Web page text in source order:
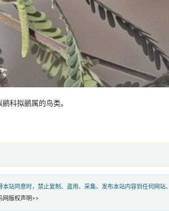
科拟鹂属的鸟类。
站同意时，禁止复制、盗用、采集、发布本站内容到任何网站
网版权声明>>